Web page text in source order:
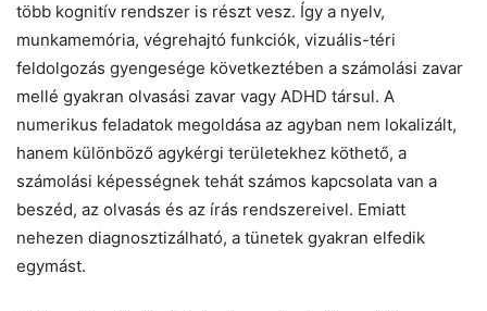
több kognitív rendszer is részt vesz. Így a nyelv,
munkamemória, végrehajtó funkciók, vizuális-téri
feldolgozás gyengesége következtében a számolási zavar
mellé gyakran olvasási zavar vagy ADHD társul. A
numerikus feladatok megoldása az agyban nem lokalizált,
hanem különböző agykérgi területekhez köthető, a
számolási képességnek tehát számos kapcsolata van a
beszéd, az olvasás és az írás rendszereivel. Emiatt
nehezen diagnosztizálható, a tünetek gyakran elfedik
egymást.